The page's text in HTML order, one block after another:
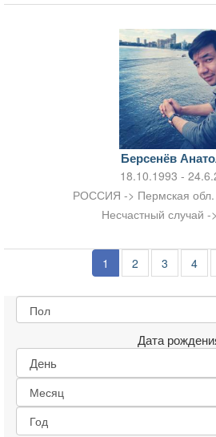
Берсенёв
18.10.1993 -
РОССИЯ -> Пермская обл.
Несчастный случай -
1 2 3 4
Дата